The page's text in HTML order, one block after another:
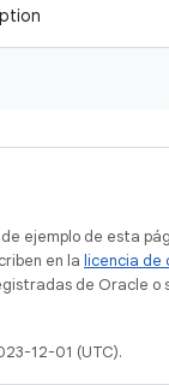
ejemplo de esta
en la licencia de
de Oracle o
12-01 (UTC).